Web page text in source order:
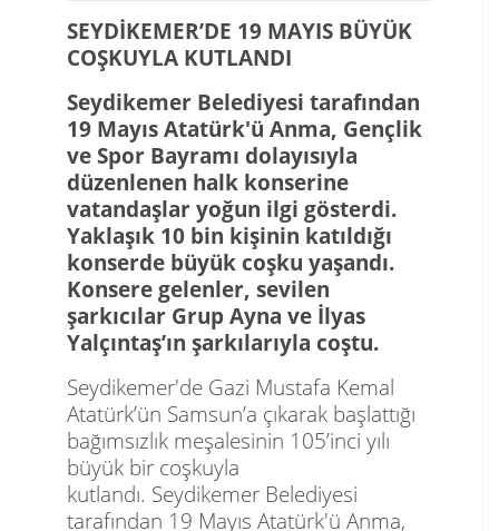
SEYDİKEMER’DE 19 MAYIS BÜYÜK
COŞKUYLA KUTLANDI
Seydikemer Belediyesi tarafından
19 Mayıs Atatürk'ü Anma, Gençlik
ve Spor Bayramı dolayısıyla
düzenlenen halk konserine
vatandaşlar yoğun ilgi gösterdi.
Yaklaşık 10 bin kişinin katıldığı
konserde büyük coşku yaşandı.
Konsere gelenler, sevilen
şarkıcılar Grup Ayna ve İlyas
Yalçıntaş’ın şarkılarıyla coştu.
Seydikemer'de Gazi Mustafa Kemal
Atatürk’ün Samsun’a çıkarak başlattığı
bağımsızlık meşalesinin 105’inci yılı
büyük bir coşkuyla
kutlandı. Seydikemer Belediyesi
tarafından 19 Mayıs Atatürk'ü Anma,